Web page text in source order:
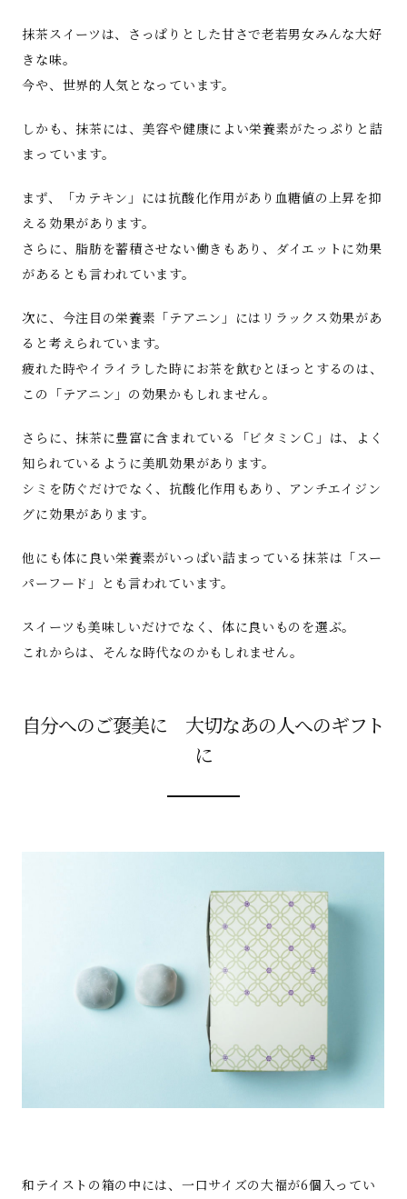
抹茶スイーツは、さっぱりとした甘さで老若男女みんな大好
きな味。
今や、世界的人気となっています。
しかも、抹茶には、美容や健康によい栄養素がたっぷりと詰
まっています。
まず、「カテキン」には抗酸化作用があり血糖値の上昇を抑
える効果があります。
さらに、脂肪を蓄積させない働きもあり、ダイエットに効果
があるとも言われています。
次に、今注目の栄養素「テアニン」にはリラックス効果があ
ると考えられています。
疲れた時やイライラした時にお茶を飲むとほっとするのは、
この「テアニン」の効果かもしれません。
さらに、抹茶に豊富に含まれている「ビタミンＣ」は、よく
知られているように美肌効果があります。
シミを防ぐだけでなく、抗酸化作用もあり、アンチエイジン
グに効果があります。
他にも体に良い栄養素がいっぱい詰まっている抹茶は「スー
パーフード」とも言われています。
スイーツも美味しいだけでなく、体に良いものを選ぶ。
これからは、そんな時代なのかもしれません。
自分へのご褒美に 大切なあの人へのギフト
に
和テイストの箱の中には、一口サイズの大福が6個入ってい